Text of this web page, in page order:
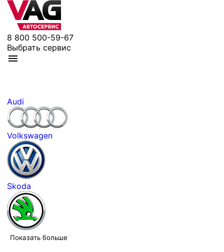
8 800 500-59-67
Выбрать сервис
Audi
Volkswagen
Skoda
Показать больше